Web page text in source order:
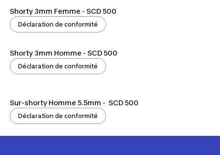
Shorty 3mm Femme - SCD 500
Déclaration de conformité
Shorty 3mm Homme - SCD 500
Déclaration de conformité
Sur-shorty Homme 5.5mm - SCD 500
Déclaration de conformité